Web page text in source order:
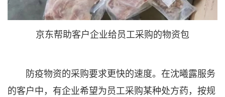
京东帮助客户企业给员工采购的物资包
防疫物资的采购要求更快的速度。在沈曦露服务
的客户中，有企业希望为员工采购某种处方药，按规